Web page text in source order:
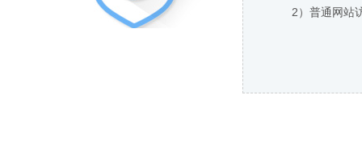
2）普通网站